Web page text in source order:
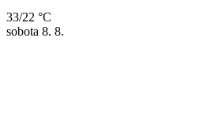
33/22 °C
sobota 8. 8.